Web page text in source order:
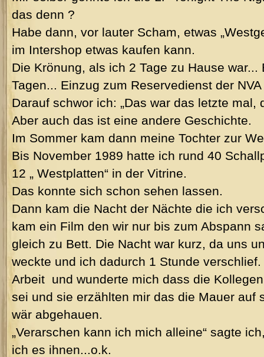
das denn ?
Habe dann, vor lauter Scham, etwas
im Intershop etwas kaufen kann.
Die Krönung, als ich 2 Tage zu Hause
Tagen... Einzug zum Reservedienst der
Darauf schwor ich: „Das war das letzte mal,
Aber auch das ist eine andere Geschichte.
Im Sommer kam dann meine Tochter zur
Bis November 1989 hatte ich rund 40
12 „ Westplatten“ in der Vitrine.
Das konnte sich schon sehen lassen.
Dann kam die Nacht der Nächte die ich
kam ein Film den wir nur bis zum Abspann
gleich zu Bett. Die Nacht war kurz, da uns
weckte und ich dadurch 1 Stunde
Arbeit und wunderte mich dass die
sei und sie erzählten mir das die Mauer auf
wär abgehauen.
„Verarschen kann ich mich alleine“ sagte
ich es ihnen...o.k.